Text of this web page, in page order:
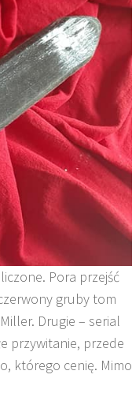
Pora przejść
gruby tom
Drugie – serial
przywitanie, przede
którego cenię. Mimo